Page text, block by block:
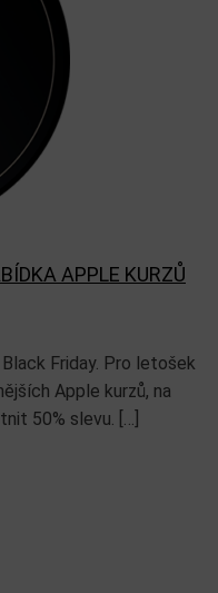
APPLE KURZŮ
Friday. Pro letošek
Apple kurzů, na
50% slevu. […]